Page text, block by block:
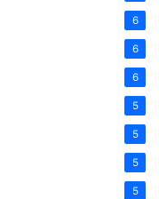
6
6
6
5
5
5
5